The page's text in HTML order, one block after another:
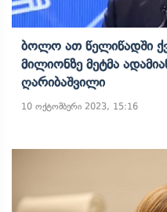
Ბოლო Ათ Წელიწადში
Მილიონზე Მეტმა
Ღარიბაშვილი
10 ოქტომბერი 2023, 15:16